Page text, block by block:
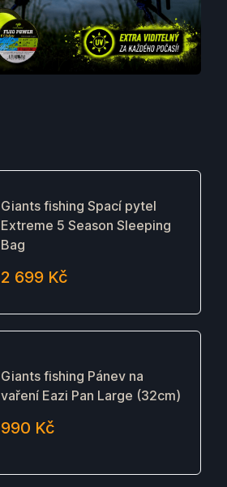
Giants fishing Spací pytel
Extreme 5 Season Sleeping
Bag
2 699 Kč
Giants fishing Pánev na
vaření Eazi Pan Large (32cm)
990 Kč